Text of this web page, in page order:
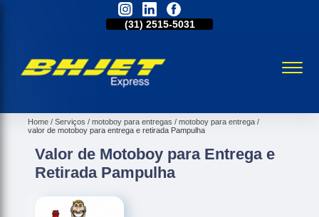
(31) 2515-5031
Home Serviços motoboy para entregas
motoboy para entrega
valor de motoboy para entrega e retirada Pampulha
Valor de Motoboy para Entrega e
Retirada Pampulha